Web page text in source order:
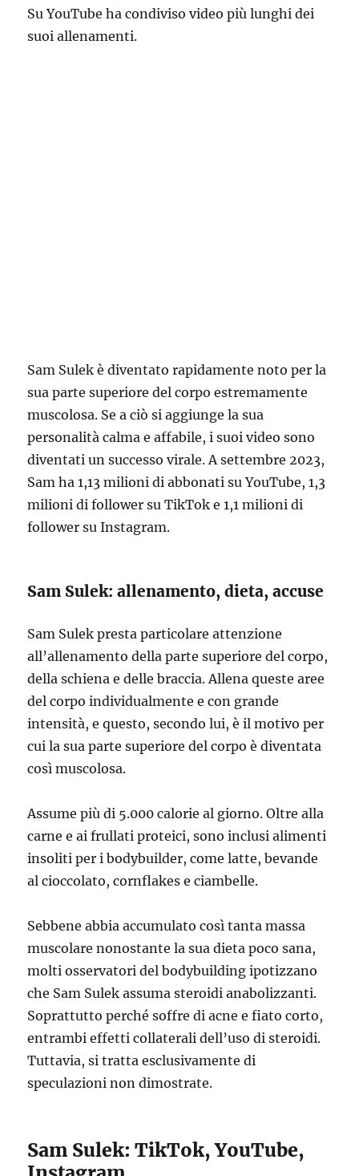
Su YouTube ha condiviso video più lunghi dei
suoi allenamenti.
Sam Sulek è diventato rapidamente noto per la
sua parte superiore del corpo estremamente
muscolosa. Se a ciò si aggiunge la sua
personalità calma e affabile, i suoi video sono
diventati un successo virale. A settembre 2023,
Sam ha 1,13 milioni di abbonati su YouTube, 1,3
milioni di follower su TikTok e 1,1 milioni di
follower su Instagram.
Sam Sulek: allenamento, dieta, accuse
Sam Sulek presta particolare attenzione
all’allenamento della parte superiore del corpo,
della schiena e delle braccia. Allena queste aree
del corpo individualmente e con grande
intensità, e questo, secondo lui, è il motivo per
cui la sua parte superiore del corpo è diventata
così muscolosa.
Assume più di 5.000 calorie al giorno. Oltre alla
carne e ai frullati proteici, sono inclusi alimenti
insoliti per i bodybuilder, come latte, bevande
al cioccolato, cornflakes e ciambelle.
Sebbene abbia accumulato così tanta massa
muscolare nonostante la sua dieta poco sana,
molti osservatori del bodybuilding ipotizzano
che Sam Sulek assuma steroidi anabolizzanti.
Soprattutto perché soffre di acne e fiato corto,
entrambi effetti collaterali dell’uso di steroidi.
Tuttavia, si tratta esclusivamente di
speculazioni non dimostrate.
Sam Sulek: TikTok, YouTube,